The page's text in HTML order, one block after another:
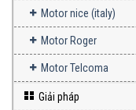
Motor nice (italy)
Motor Roger
Motor Telcoma
Giải pháp